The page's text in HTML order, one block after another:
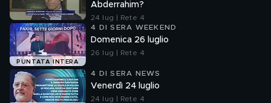
Abderrahim?
24 lug | Rete 4
PUNTATA INTERA
4 DI SERA WEEKEND
Domenica 26 luglio
26 lug | Rete 4
4 DI SERA NEWS
Venerdì 24 luglio
24 lug | Rete 4